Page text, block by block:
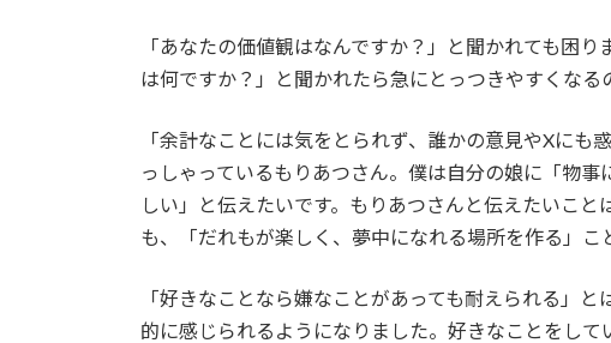
「あなたの価値観はなんですか？」と聞かれても困
は何ですか？」と聞かれたら急にとっつきやすくなる
「余計なことには気をとられず、誰かの意見やXに
っしゃっているもりあつさん。僕は自分の娘に「物
しい」と伝えたいです。もりあつさんと伝えたいこ
も、「だれもが楽しく、夢中になれる場所を作る」こ
「好きなことなら嫌なことがあっても耐えられる」
的に感じられるようになりました。好きなことをし